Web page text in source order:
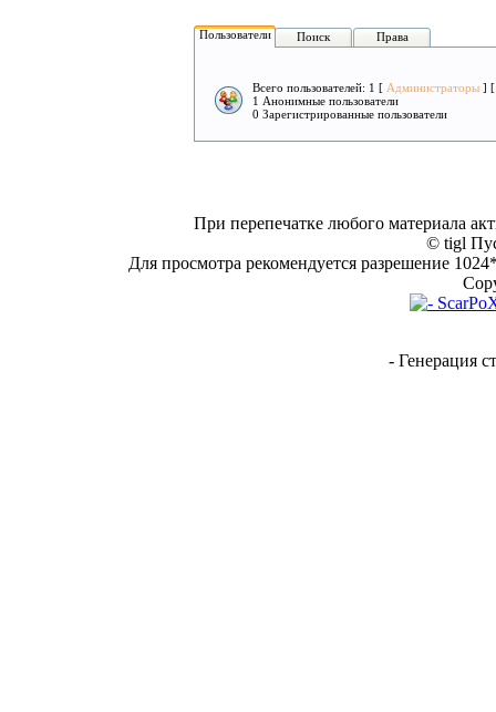
Пользователи Поиск Права
Всего пользователей: 1 [ Администраторы ]
1 Анонимные пользователи
0 Зарегистрированные пользователи
При перепечатке любого материала
© tigl
Для просмотра рекомендуется разрешение
- Генерация